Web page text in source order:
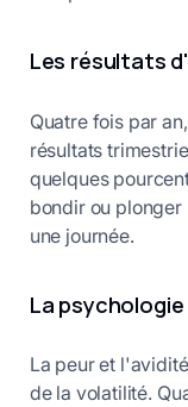
Les résultats
Quatre fois par
résultats
quelques
bondir ou plonger
une journée.
La
La peur et
de la volatilité.